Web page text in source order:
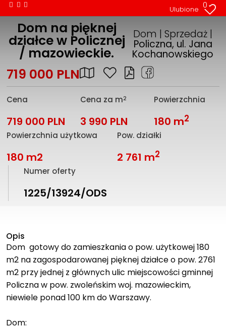
Ulubione 0
Dom na pięknej
działce w Policznej
/ mazowieckie.
Dom | Sprzedaż |
Policzna, ul. Jana
Kochanowskiego
719 000 PLN
Cena
719 000 PLN
Cena za m2
3 990 PLN
Powierzchnia
180 m2
Powierzchnia użytkowa
180 m2
Pow. działki
2 761 m2
Numer oferty
1225/13924/ODS
Opis
Dom gotowy do zamieszkania o pow. użytkowej 180
m2 na zagospodarowanej pięknej działce o pow. 2761
m2 przy jednej z głównych ulic miejscowości gminnej
Policzna w pow. zwoleńskim woj. mazowieckim,
niewiele ponad 100 km do Warszawy.
Dom: